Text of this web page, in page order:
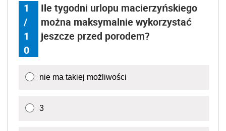
1
/
1
0
Ile tygodni urlopu macierzyńskiego
można maksymalnie wykorzystać
jeszcze przed porodem?
nie ma takiej możliwości
3